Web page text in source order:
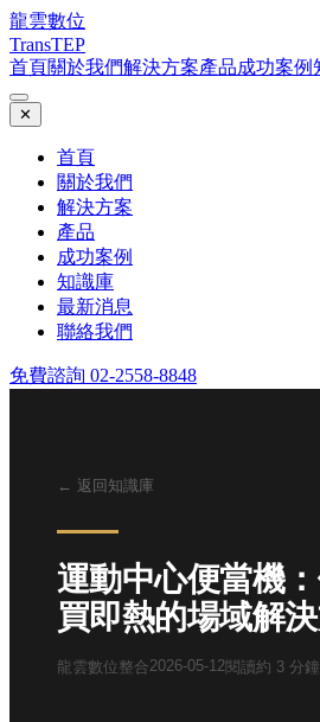
龍雲數位
TransTEP
首頁關於我們解決方案產品成功案例
✕
首頁
關於我們
解決方案
產品
成功案例
知識庫
最新消息
聯絡我們
免費諮詢 02-2558-8848
← 返回知識庫
運動中心便當機
買即熱的場域解
龍雲數位整合2026-05-12閱讀約 3 分鐘